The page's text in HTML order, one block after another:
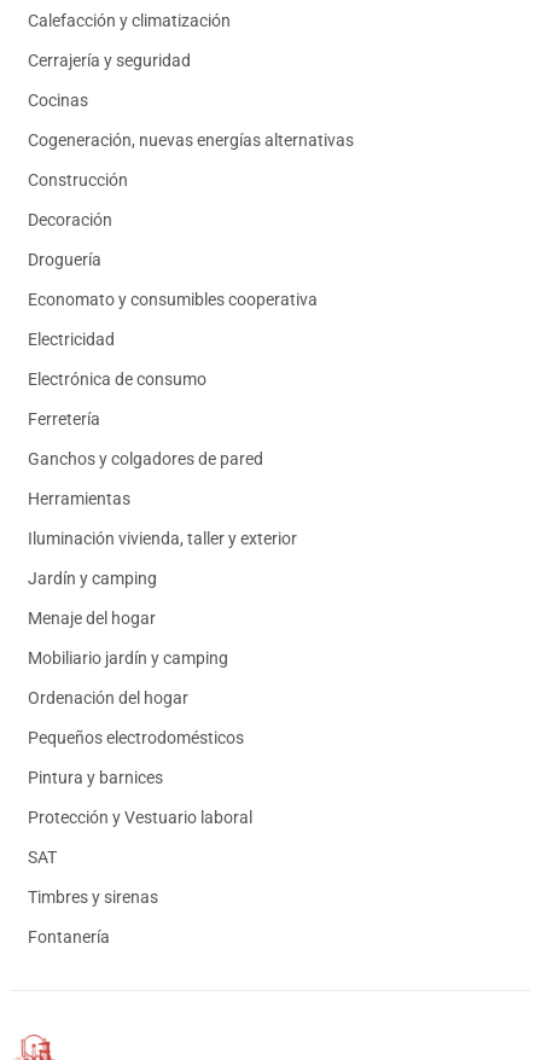
Calefacción y climatización
Cerrajería y seguridad
Cocinas
Cogeneración, nuevas energías alternativas
Construcción
Decoración
Droguería
Economato y consumibles cooperativa
Electricidad
Electrónica de consumo
Ferretería
Ganchos y colgadores de pared
Herramientas
Iluminación vivienda, taller y exterior
Jardín y camping
Menaje del hogar
Mobiliario jardín y camping
Ordenación del hogar
Pequeños electrodomésticos
Pintura y barnices
Protección y Vestuario laboral
SAT
Timbres y sirenas
Fontanería